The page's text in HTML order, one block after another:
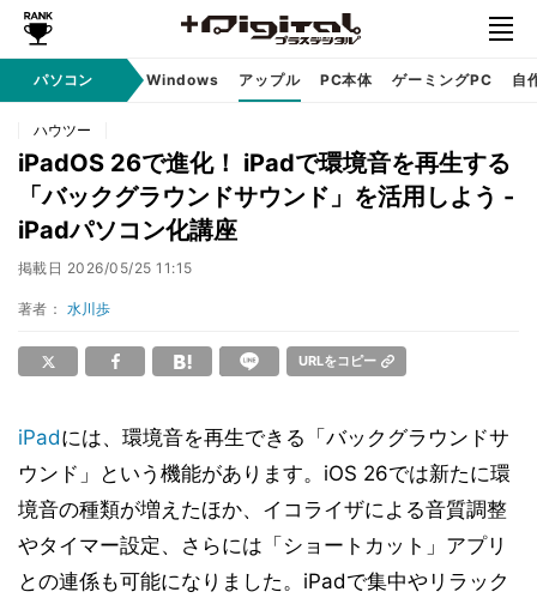
パソコン Windows アップル PC本体 ゲーミングPC 自
ハウツー
iPadOS 26で進化！ iPadで環境音を再生する
「バックグラウンドサウンド」を活用しよう -
iPadパソコン化講座
掲載日 2026/05/25 11:15
著者： 水川歩
URLをコピー
iPadには、環境音を再生できる「バックグラウンドサ
ウンド」という機能があります。iOS 26では新たに環
境音の種類が増えたほか、イコライザによる音質調整
やタイマー設定、さらには「ショートカット」アプリ
との連係も可能になりました。iPadで集中やリラック